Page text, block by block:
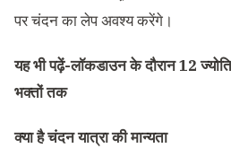
पर चंदन का लेप अवश्य करेंगे।
यह भी पढ़ें-लॉकडाउन के दौरान 12
भक्तों तक
क्या है चंदन यात्रा की मान्यता